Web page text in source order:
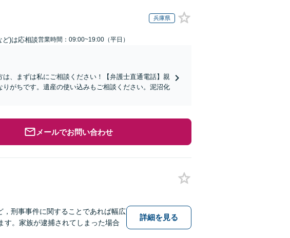
兵庫県
ど)は応相談営業時間：09:00~19:00（平日）
、まずは私にご相談ください！【弁護士直通電話】親
がちです。遺産の使い込みもご相談ください。泥沼化
メールでお問い合わせ
，刑事事件に関することであれば幅広
す。家族が逮捕されてしまった場合
詳細を見る